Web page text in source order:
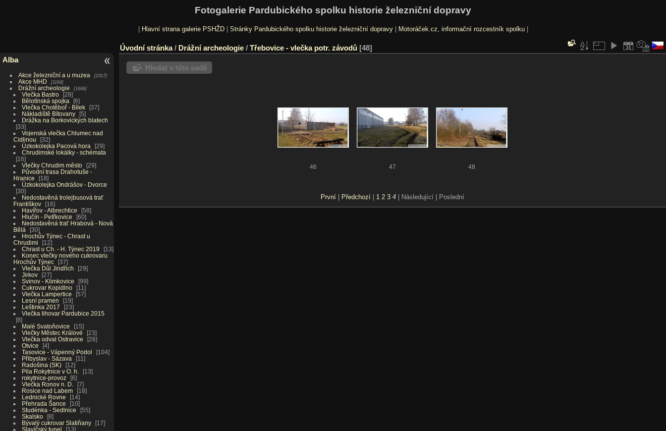
Fotogalerie Pardubického spolku historie železniční dopravy
Hlavní strana galerie PSHŽD| Stránky Pardubického spolku historie železniční dopravy| Motoráček.cz, informační rozcestník spolku|
Alba
Akce železniční a u muzea 2317
Akce MHD 1184
Drážní archeologie 1666
Vlečka Bastro
28
Bělotínská spojka
6
Vlečka Chotěboř - Bílek
37
Nákladiště Bítovany
5
Drážka na Borkovických blatech
33
Vojenská vlečka Chlumec nad
Cidlinou
32
Úzkokolejka Pacová hora
29
Chrudimské lokálky - schémata
16
Vlečky Chrudim město
29
Původní trasa Drahotuše -
Hranice
18
Úzkokolejka Ondrášov - Dvorce
30
Nedostavěná trolejbusová trať
Františkov
16
Havířov - Albrechtice
58
Hlučín - Petřkovice
60
Nedostavěná trať Hrabová - Nová
Bělá
30
Hrochův Týnec - Chrast u
Chrudimi
12
Chrast u Ch. - H. Týnec 2019
13
Konec vlečky nového cukrovaru
Hrochův Týnec
37
Vlečka Důl Jindřich
29
Jirkov
27
Svinov - Klimkovice
99
Cukrovar Kopidlno
11
Vlečka Lampertice
57
Lesní pramen
19
Leštinka 2017
23
Vlečka lihovar Pardubice 2015
8
Malé Svatoňovice
15
Vlečky Městec Králové
23
Vlečka odval Ostravice
26
Otvice
4
Tasovice - Vápenný Podol
104
Přibyslav - Sázava
11
Radošina (SK)
12
Pila Rokytnice v O. h.
13
rokytnice-provoz
6
Vlečka Ronov n. D.
7
Rosice nad Labem
18
Lednické Rovne
14
Přehrada Šance
10
Studénka - Sedlnice
55
Skalsko
8
Bývalý cukrovar Slatiňany
17
Slavíčský tunel
13
Úvodní stránka/ Drážní archeologie / Třebovice - vlečka potr. závodů 48
Hledat v této sadě
46 47 48
První | Předchozí | 1 2 3 4 | Následující | Poslední